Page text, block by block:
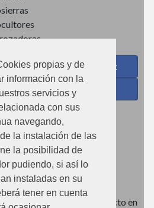
propias y de
información con la
servicios y
con sus
navegando,
la instalación de las
la posibilidad de
pudiendo, si así lo
instaladas en su
tener en cuenta
y hogar en Facebook
en Facebook
Instagram
de uso
redes sociales
de cookies
pueden diferir de producto en